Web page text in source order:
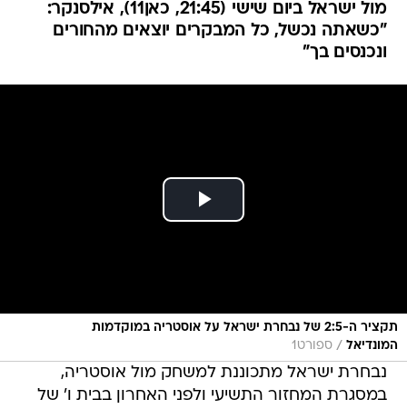
מול ישראל ביום שישי (21:45, כאן11), אילסנקר:
"כשאתה נכשל, כל המבקרים יוצאים מהחורים
ונכנסים בך"
תקציר ה-2:5 של נבחרת ישראל על אוסטריה במוקדמות
המונדיאל / ספורט1
נבחרת ישראל מתכוננת למשחק מול אוסטריה,
במסגרת המחזור התשיעי ולפני האחרון בבית ו' של